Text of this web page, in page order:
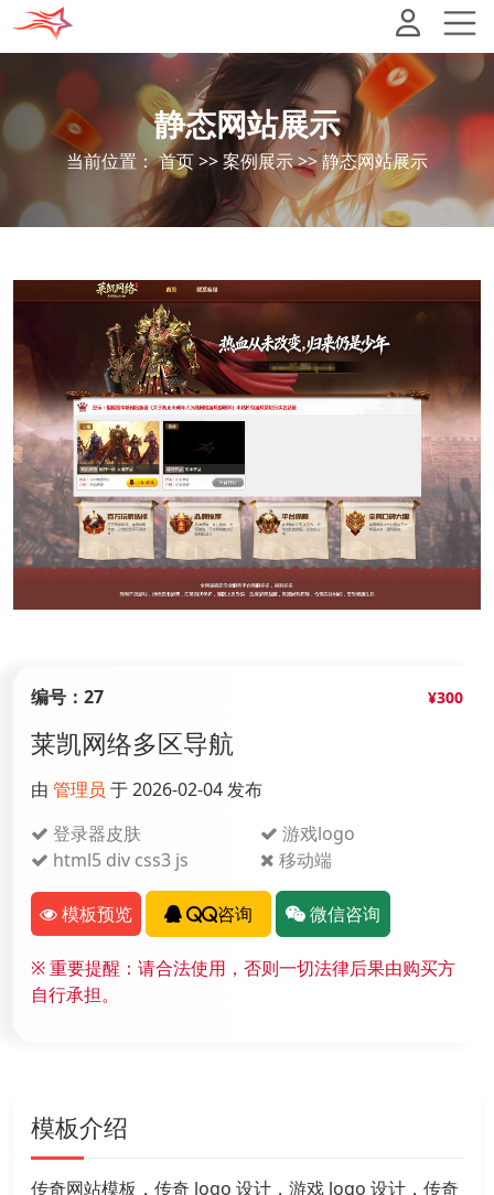
静态网站展示
当前位置：首页>>案例展示>>静态网站展示
编号：27 ¥300
莱凯网络多区导航
由 管理员 于 2026-02-04 发布
登录器皮肤
游戏logo
html5 div css3 js
移动端
模板预览 QQ咨询 微信咨询
※重要提醒：请合法使用，否则一切法律后果由购买方
自行承担。
模板介绍
传奇网站模板，传奇 logo 设计，游戏 logo 设计，传奇